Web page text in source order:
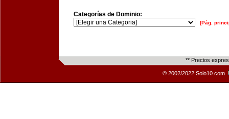
Categorías de Dominio:
[Pág.
** Precios
© 2002/2022 Solo10.com